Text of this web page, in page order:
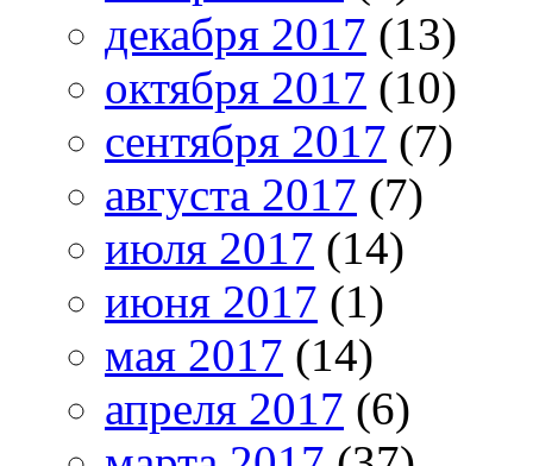
декабря 2017 (13)
октября 2017 (10)
сентября 2017 (7)
августа 2017 (7)
июля 2017 (14)
июня 2017 (1)
мая 2017 (14)
апреля 2017 (6)